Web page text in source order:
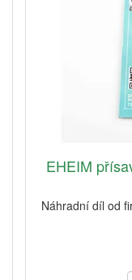
EHEIM
Náhradní díl od